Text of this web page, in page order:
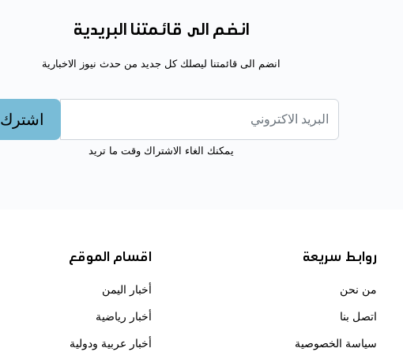
انضم الى قائمتنا البريدية
انضم الى قائمتنا ليصلك كل جديد من حدث نيوز الاخبارية
اشترك
يمكنك الغاء الاشتراك وقت ما تريد
روابط سريعة
من نحن
اتصل بنا
سياسة الخصوصية
اقسام الموقع
أخبار اليمن
أخبار رياضية
أخبار عربية ودولية